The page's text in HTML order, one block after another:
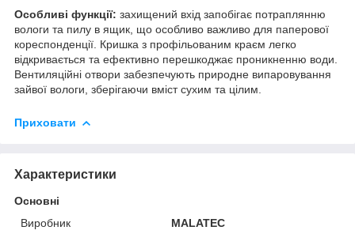
Особливі функції: захищений вхід запобігає потраплянню
вологи та пилу в ящик, що особливо важливо для паперової
кореспонденції. Кришка з профільованим краєм легко
відкривається та ефективно перешкоджає проникненню води.
Вентиляційні отвори забезпечують природне випаровування
зайвої вологи, зберігаючи вміст сухим та цілим.
Приховати
Характеристики
Основні
Виробник
MALATEC